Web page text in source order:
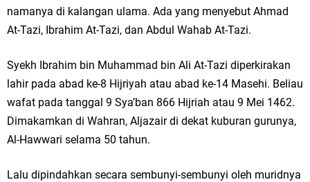
namanya di kalangan ulama. Ada yang menyebut Ahmad
At-Tazi, Ibrahim At-Tazi, dan Abdul Wahab At-Tazi.
Syekh Ibrahim bin Muhammad bin Ali At-Tazi diperkirakan
lahir pada abad ke-8 Hijriyah atau abad ke-14 Masehi. Beliau
wafat pada tanggal 9 Sya’ban 866 Hijriah atau 9 Mei 1462.
Dimakamkan di Wahran, Aljazair di dekat kuburan gurunya,
Al-Hawwari selama 50 tahun.
Lalu dipindahkan secara sembunyi-sembunyi oleh muridnya